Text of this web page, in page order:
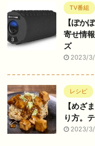
TV番組
【ぽか
寄せ情
ズ
2023/
レシピ
【めざ
り方。
2023/